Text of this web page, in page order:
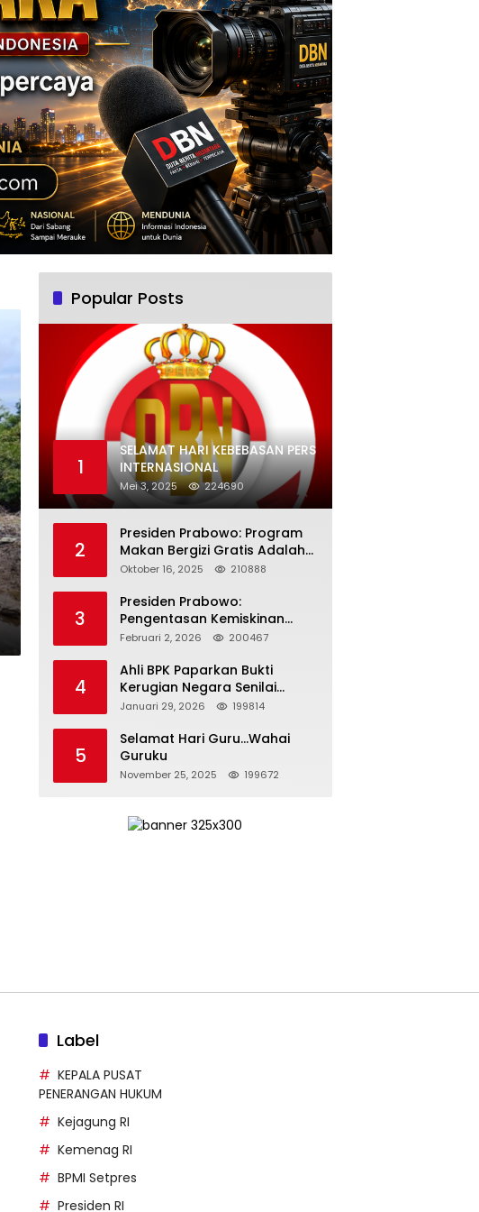
Popular Posts
1
SELAMAT HARI KEBEBASAN PERS
INTERNASIONAL
Mei 3, 2025 224690
2
Presiden Prabowo: Program
Makan Bergizi Gratis Adalah
Investasi untuk Masa Depan
Oktober 16, 2025 210888
3
Presiden Prabowo:
Pengentasan Kemiskinan
Butuh Persatuan dan
Bertanggung Jawab
Februari 2, 2026 200467
4
Ahli BPK Paparkan Bukti
Kerugian Negara Senilai
Rp285 Triliun dalam
Pertamina
Januari 29, 2026 199814
5
Selamat Hari Guru…Wahai
Guruku
November 25, 2025 199672
Label
KEPALA PUSAT
PENERANGAN HUKUM
Kejagung RI
Kemenag RI
BPMI Setpres
Presiden RI